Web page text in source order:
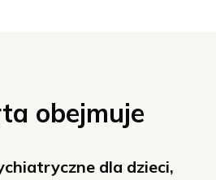
obejmuje
dla dzieci,